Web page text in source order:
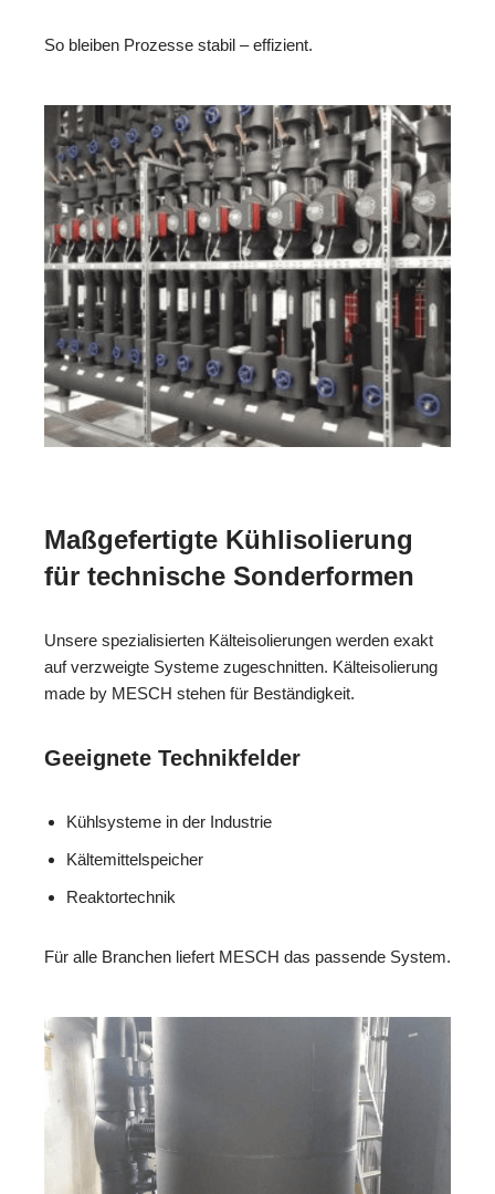
So bleiben Prozesse stabil – effizient.
Maßgefertigte Kühlisolierung
für technische Sonderformen
Unsere spezialisierten Kälteisolierungen werden exakt
auf verzweigte Systeme zugeschnitten. Kälteisolierung
made by MESCH stehen für Beständigkeit.
Geeignete Technikfelder
Kühlsysteme in der Industrie
Kältemittelspeicher
Reaktortechnik
Für alle Branchen liefert MESCH das passende System.